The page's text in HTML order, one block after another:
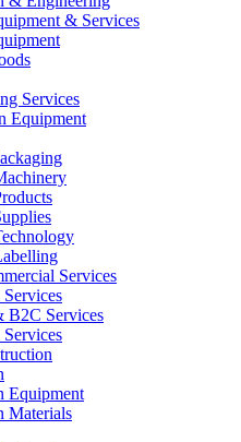
& Services
Services
Equipment
Services
B2C Services
Equipment
Materials